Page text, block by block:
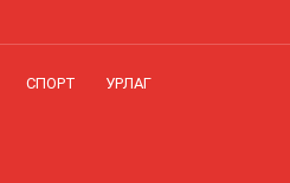
СПОРТ УРЛАГ